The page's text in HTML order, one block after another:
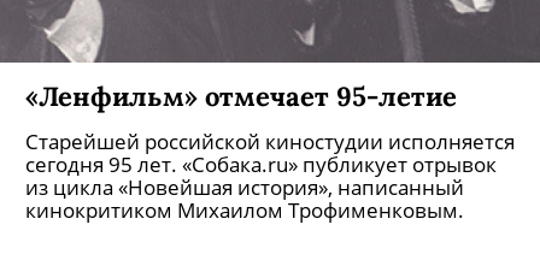
«Ленфильм» отмечает 95-летие
Старейшей российской киностудии исполняется
сегодня 95 лет. «Собака.ru» публикует отрывок
из цикла «Новейшая история», написанный
кинокритиком Михаилом Трофименковым.